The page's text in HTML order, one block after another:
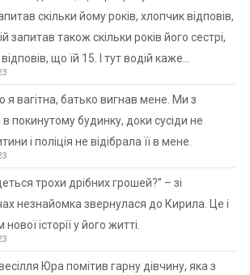
скільки йому років, хлопчик відповів,
запитав також скільки років його сестрі,
що їй 15. І тут водій каже…
я вагітна, батько вигнав мене. Ми з
покинутому будинку, доки сусіди не
і поліція не відібрала її в мене.
трохи дрібних грошей?” – зі
незнайомка звернулася до Кирила. Це і
історії у його житті.
Юра помітив гарну дівчину, яка з